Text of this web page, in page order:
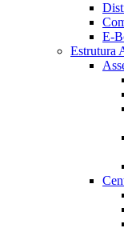
E-
Estrutura